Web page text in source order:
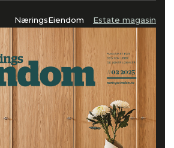
NæringsEiendom Estate magasin